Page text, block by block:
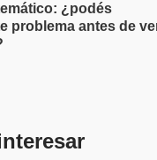
¿podés
problema antes de